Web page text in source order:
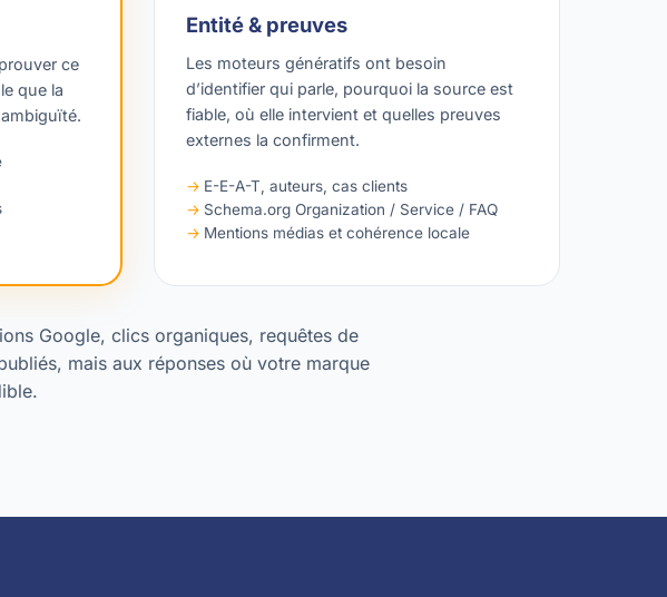
ce
que la
Entité & preuves
Les moteurs génératifs ont besoin
d’identifier qui parle, pourquoi la source est
fiable, où elle intervient et quelles preuves
externes la confirment.
E-E-A-T, auteurs, cas clients
Schema.org Organization / Service / FAQ
Mentions médias et cohérence locale
Google, clics organiques, requêtes de
mais aux réponses où votre marque